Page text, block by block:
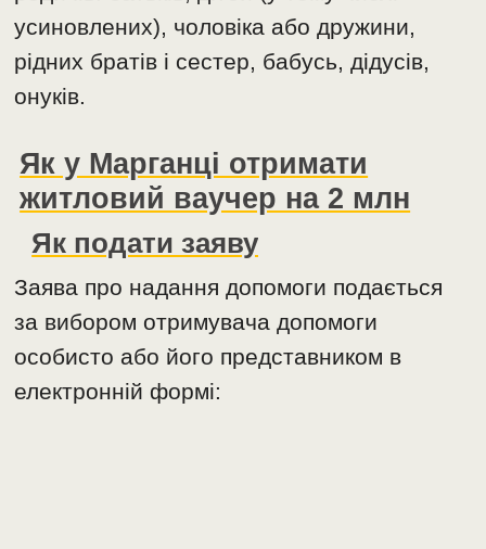
усиновлених), чоловіка або дружини,
рідних братів і сестер, бабусь, дідусів,
онуків.
Як у Марганці отримати
житловий ваучер на 2 млн
Як подати заяву
Заява про надання допомоги подається
за вибором отримувача допомоги
особисто або його представником в
електронній формі: